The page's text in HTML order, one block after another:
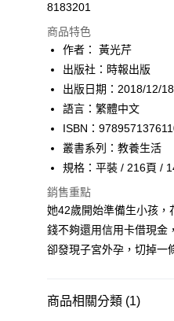
運送方式
付款後全家取貨
每筆NT$60，滿NT$499(
付款後7-11取貨
每筆NT$60，滿NT$499(
宅配
每筆NT$100，滿
8183201
商品特色
作者： 黃光芹
出版社：時報出版
出版日期：2018/12/18
語言：繁體中文
ISBN：
叢書系列：教養生活
規格：平裝 / 216頁 /
銷售重點
她42歲開始準備生小孩，
錢不夠還用信用卡借現金
卻發現子宮外孕，切掉一
商品相關分類 (1)